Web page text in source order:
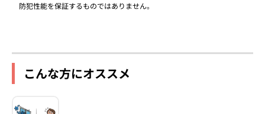
防犯性能を保証するものではありません。
こんな方にオススメ